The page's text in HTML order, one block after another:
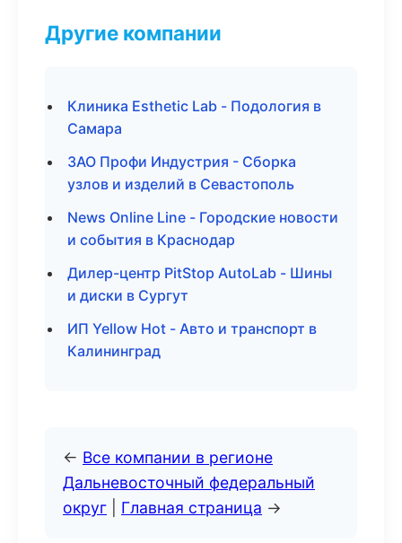
Другие компании
Клиника Esthetic Lab - Подология в
Самара
ЗАО Профи Индустрия - Сборка
узлов и изделий в Севастополь
News Online Line - Городские новости
и события в Краснодар
Дилер-центр PitStop AutoLab - Шины
и диски в Сургут
ИП Yellow Hot - Авто и транспорт в
Калининград
← Все компании в регионе
Дальневосточный федеральный
округ
Главная страница →